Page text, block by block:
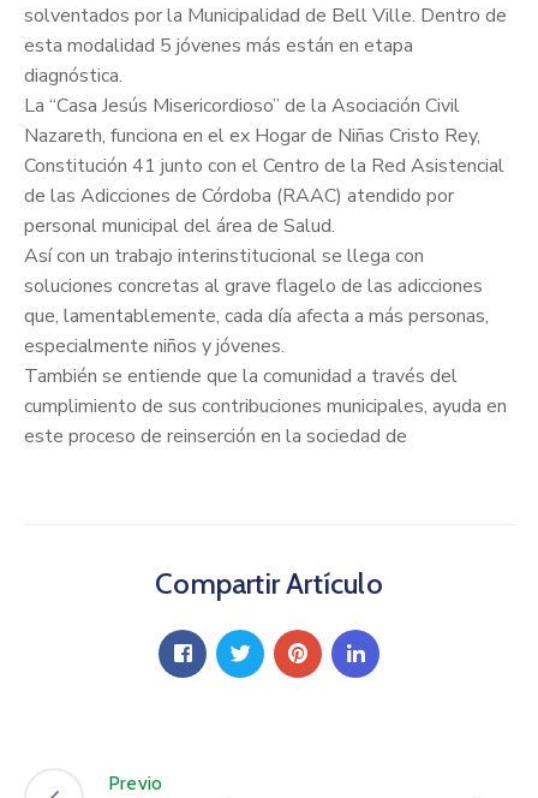
solventados por la Municipalidad de Bell Ville. Dentro de
esta modalidad 5 jóvenes más están en etapa
diagnóstica.
La “Casa Jesús Misericordioso” de la Asociación Civil
Nazareth, funciona en el ex Hogar de Niñas Cristo Rey,
Constitución 41 junto con el Centro de la Red Asistencial
de las Adicciones de Córdoba (RAAC) atendido por
personal municipal del área de Salud.
Así con un trabajo interinstitucional se llega con
soluciones concretas al grave flagelo de las adicciones
que, lamentablemente, cada día afecta a más personas,
especialmente niños y jóvenes.
También se entiende que la comunidad a través del
cumplimiento de sus contribuciones municipales, ayuda en
este proceso de reinserción en la sociedad de
Compartir Artículo
Previo